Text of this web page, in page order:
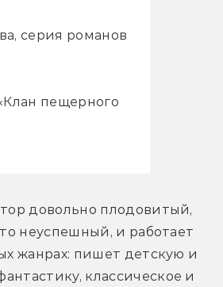
серия романов
пещерного
довольно плодовитый,
неуспешный, и работает
жанрах: пишет детскую и
классическое и